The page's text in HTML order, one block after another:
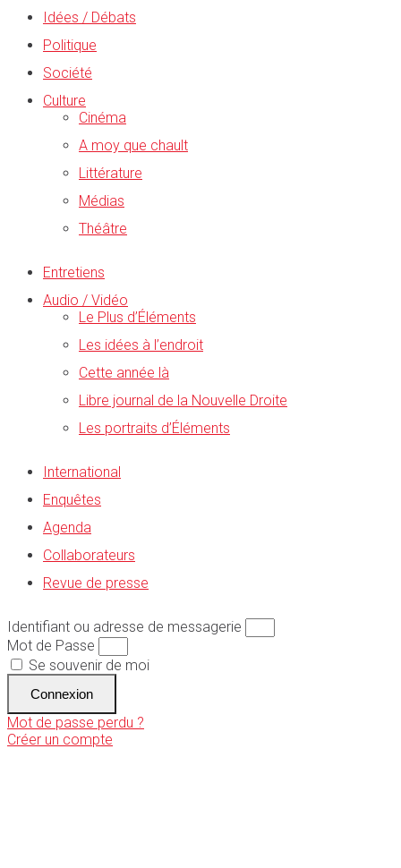
Idées / Débats
Politique
Société
Culture
Cinéma
A moy que chault
Littérature
Médias
Théâtre
Entretiens
Audio / Vidéo
Le Plus d’Éléments
Les idées à l’endroit
Cette année là
Libre journal de la Nouvelle Droite
Les portraits d’Éléments
International
Enquêtes
Agenda
Collaborateurs
Revue de presse
Identifiant ou adresse de messagerie
Mot de Passe
Se souvenir de moi
Connexion
Mot de passe perdu ?
Créer un compte